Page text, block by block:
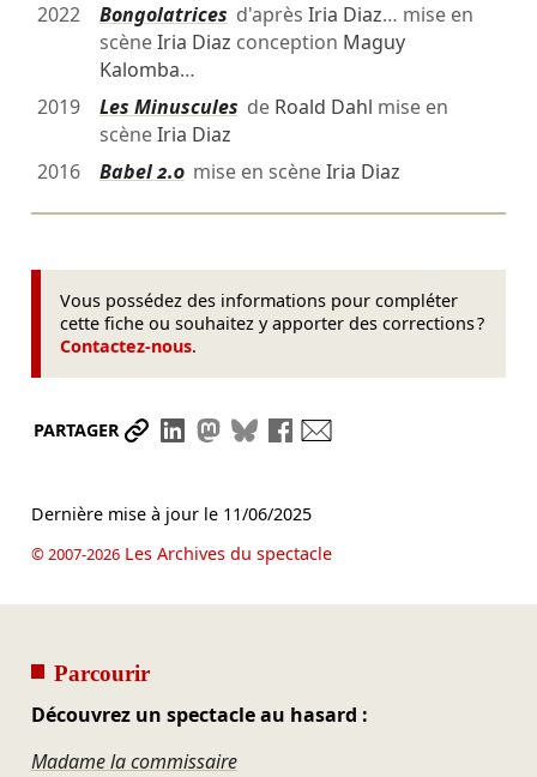
2022
Bongolatrices d'après Iria Diaz… mise en
scèneIria Diaz conception Maguy
Kalomba…
2019
Les Minuscules de Roald Dahl mise en
scèneIria Diaz
2016
Babel 2.0mise en scèneIria Diaz
Vous possédez des informations pour compléter
cette fiche ou souhaitez y apporter des corrections ?
Contactez-nous.
PARTAGER Partager le lien
Partager sur LinkedIn
Partager sur Mastodon
Partager sur Bluesky
Partager sur Facebook
Dernière mise à jour le 11/06/2025
© 2007-2026Les Archives du spectacle
Parcourir
Découvrez un spectacle au hasard :
Madame la commissaire